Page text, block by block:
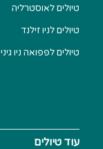
טיולים לאוסטרליה
טיולים לניו זילנד
טיולים לפפואה ניו גיני
עוד טיולים